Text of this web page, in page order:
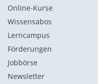
Online-Kurse
Wissensabos
Lerncampus
Förderungen
Jobbörse
Newsletter